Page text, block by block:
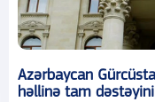
Azərbaycan
həllinə tam